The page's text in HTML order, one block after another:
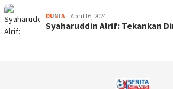
DUNIA April 16, 2024
Syaharuddin Alrif: Tekankan